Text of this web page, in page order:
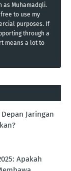
as Muhamadqli.
to use my
purposes. If
through a
means a lot to
Jaringan
Apakah